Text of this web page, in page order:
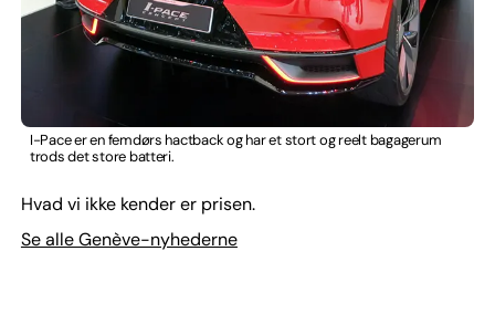
I-Pace er en femdørs hactback og har et stort og reelt bagagerum
trods det store batteri.
Hvad vi ikke kender er prisen.
Se alle Genève-nyhederne